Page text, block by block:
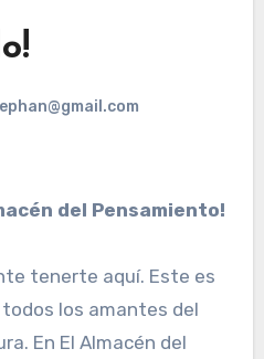
del Pensamiento!
tenerte aquí. Este es
los amantes del
En El Almacén del